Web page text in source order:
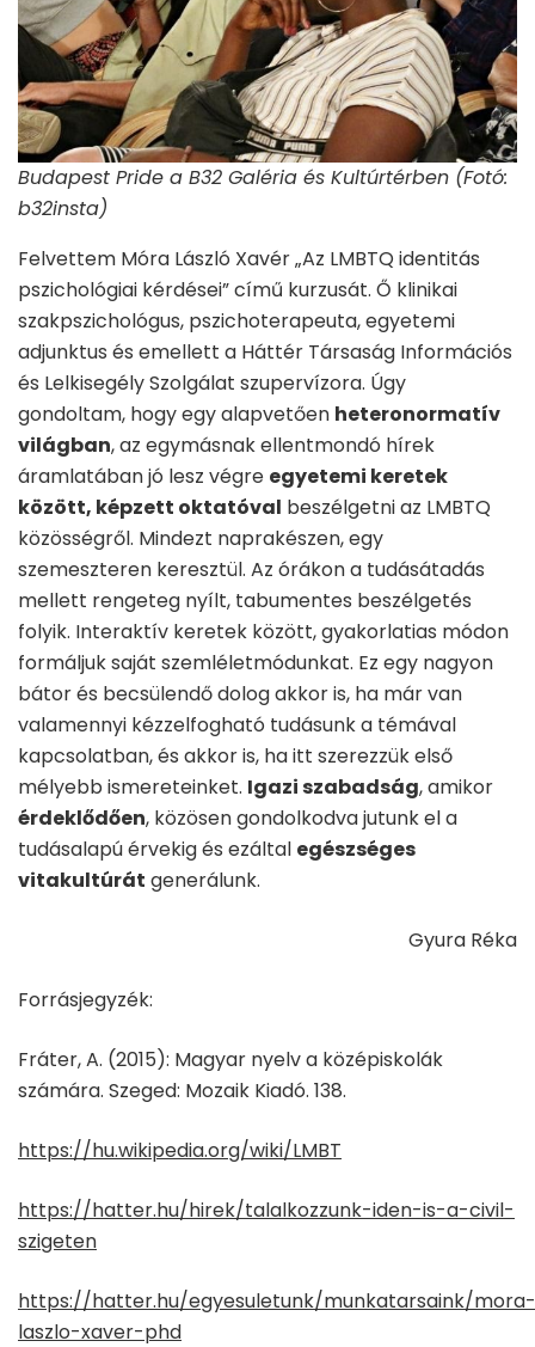
Budapest Pride a B32 Galéria és Kultúrtérben (Fotó:
b32insta)
Felvettem Móra László Xavér „Az LMBTQ identitás
pszichológiai kérdései” című kurzusát. Ő klinikai
szakpszichológus, pszichoterapeuta, egyetemi
adjunktus és emellett a Háttér Társaság Információs
és Lelkisegély Szolgálat szupervízora. Úgy
gondoltam, hogy egy alapvetően heteronormatív
világban, az egymásnak ellentmondó hírek
áramlatában jó lesz végre egyetemi keretek
között, képzett oktatóval beszélgetni az LMBTQ
közösségről. Mindezt naprakészen, egy
szemeszteren keresztül. Az órákon a tudásátadás
mellett rengeteg nyílt, tabumentes beszélgetés
folyik. Interaktív keretek között, gyakorlatias módon
formáljuk saját szemléletmódunkat. Ez egy nagyon
bátor és becsülendő dolog akkor is, ha már van
valamennyi kézzelfogható tudásunk a témával
kapcsolatban, és akkor is, ha itt szerezzük első
mélyebb ismereteinket. Igazi szabadság, amikor
érdeklődően, közösen gondolkodva jutunk el a
tudásalapú érvekig és ezáltal egészséges
vitakultúrát generálunk.
Gyura Réka
Forrásjegyzék:
Fráter, A. (2015): Magyar nyelv a középiskolák
számára. Szeged: Mozaik Kiadó. 138.
https://hu.wikipedia.org/wiki/LMBT
https://hatter.hu/hirek/talalkozzunk-iden-is-a-civil-
szigeten
https://hatter.hu/egyesuletunk/munkatarsaink/mora-
laszlo-xaver-phd